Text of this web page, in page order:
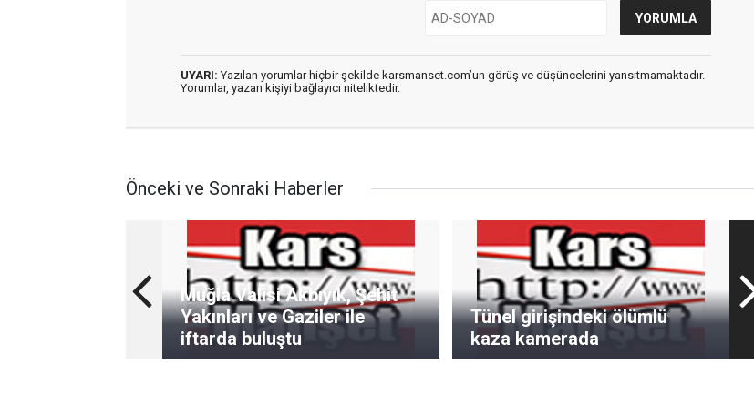
UYARI: Yazılan yorumlar hiçbir şekilde karsmanset.com’un görüş ve düşüncelerini yansıtmamaktadır.
Yorumlar, yazan kişiyi bağlayıcı niteliktedir.
Önceki ve Sonraki Haberler
Muğla Valisi Akbıyık, Şehit
Yakınları ve Gaziler ile
iftarda buluştu
Tünel girişindeki ölümlü
kaza kamerada